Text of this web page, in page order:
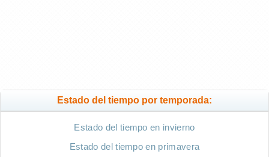
Estado del tiempo por temporada:
Estado del tiempo en invierno
Estado del tiempo en primavera